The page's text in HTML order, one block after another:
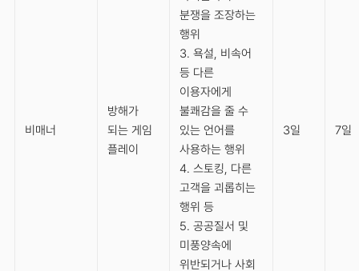
비매너
방해가
되는 게임
플레이
분쟁을 조장하는
행위
3. 욕설, 비속어
등 다른
이용자에게
불쾌감을 줄 수
있는 언어를
사용하는 행위
4. 스토킹, 다른
고객을 괴롭히는
행위 등
5. 공공질서 및
미풍양속에
위반되거나 사회
3일 7일